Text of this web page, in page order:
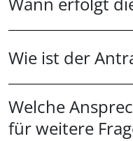
Wie ist der
Welche
für weitere